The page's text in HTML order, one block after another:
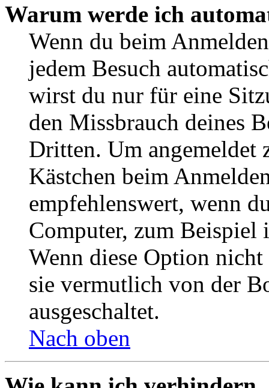
Warum werde ich
Wenn du beim
jedem Besuch
wirst du nur für eine
den Missbrauch deines
Dritten. Um angemeldet
Kästchen beim
empfehlenswert, wenn
Computer, zum Beispiel
Wenn diese Option
sie vermutlich von der
ausgeschaltet.
Nach oben